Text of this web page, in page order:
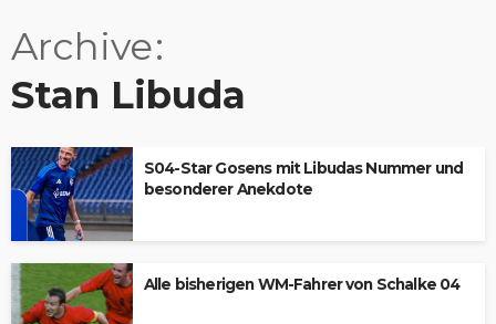
Archive
Stan Libuda
S04-Star Gosens mit Libudas Nummer und
besonderer Anekdote
Alle bisherigen WM-Fahrer von Schalke 04